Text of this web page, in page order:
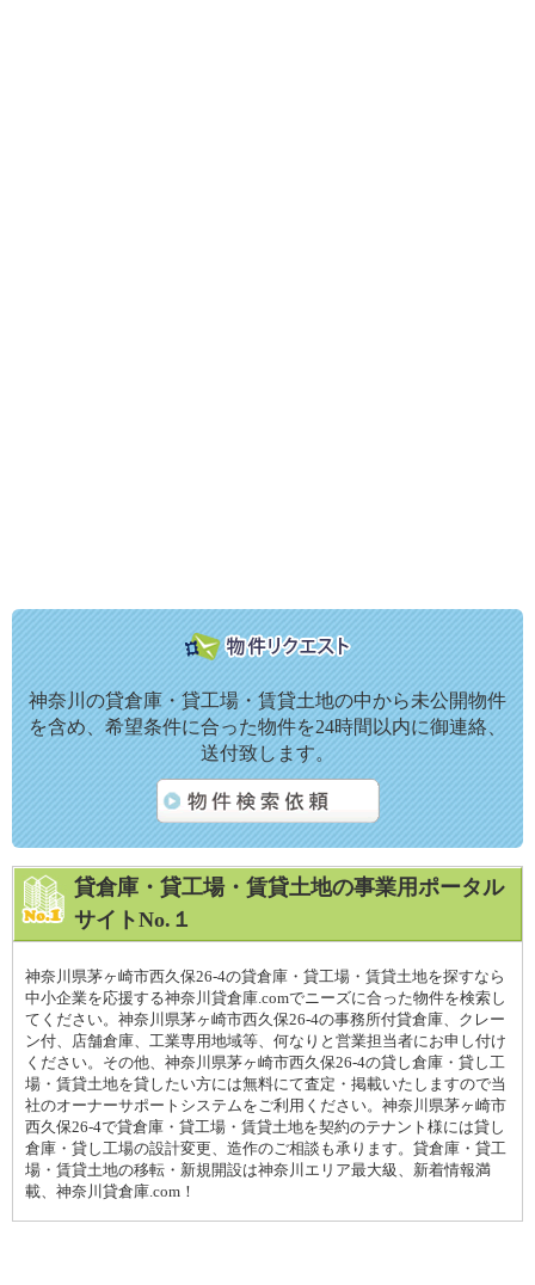
神奈川の貸倉庫・貸工場・賃貸土地の中から未公開物件
を含め、希望条件に合った物件を24時間以内に御連絡、
送付致します。
貸倉庫・貸工場・賃貸土地の事業用ポータル
サイトNo.１
神奈川県茅ヶ崎市西久保26-4の貸倉庫・貸工場・賃貸土地を探すなら
中小企業を応援する神奈川貸倉庫.comでニーズに合った物件を検索し
てください。神奈川県茅ヶ崎市西久保26-4の事務所付貸倉庫、クレー
ン付、店舗倉庫、工業専用地域等、何なりと営業担当者にお申し付け
ください。その他、神奈川県茅ヶ崎市西久保26-4の貸し倉庫・貸し工
場・賃貸土地を貸したい方には無料にて査定・掲載いたしますので当
社のオーナーサポートシステムをご利用ください。神奈川県茅ヶ崎市
西久保26-4で貸倉庫・貸工場・賃貸土地を契約のテナント様には貸し
倉庫・貸し工場の設計変更、造作のご相談も承ります。貸倉庫・貸工
場・賃貸土地の移転・新規開設は神奈川エリア最大級、新着情報満
載、神奈川貸倉庫.com！